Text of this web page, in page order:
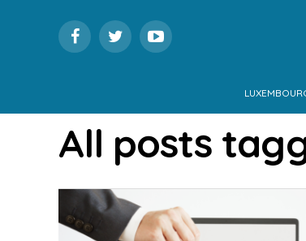
All posts